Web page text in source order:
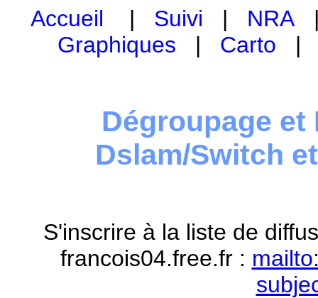
Accueil | Suivi | NRA
Graphiques | Carto
Dégroupage et
Dslam/Switch
S'inscrire à la liste de
francois04.free.fr :